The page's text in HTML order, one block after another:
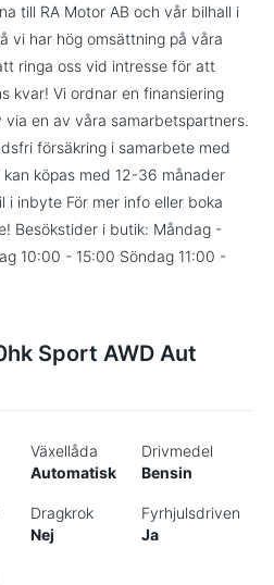
till RA Motor AB och vår bilhall i
vi har hög omsättning på våra
ringa oss vid intresse för att
kvar! Vi ordnar en finansiering
en av våra samarbetspartners.
försäkring i samarbete med
köpas med 12-36 månader
i inbyte För mer info eller boka
Besökstider i butik: Måndag -
10:00 - 15:00 Söndag 11:00 -
Sport AWD Aut
Växellåda
Automatisk
Drivmedel
Bensin
Dragkrok
Nej
Fyrhjulsdriven
Ja